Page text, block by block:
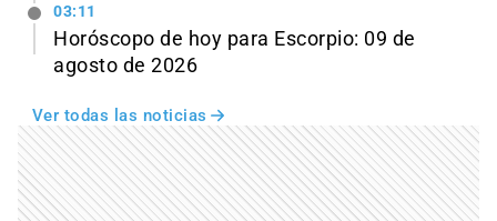
03:11
Horóscopo de hoy para Escorpio: 09 de
agosto de 2026
Ver todas las noticias